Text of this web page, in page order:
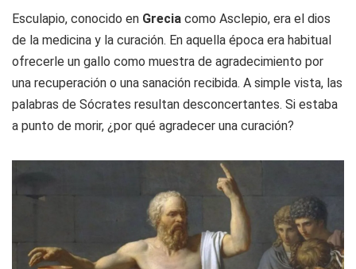
Esculapio, conocido en Grecia como Asclepio, era el dios
de la medicina y la curación. En aquella época era habitual
ofrecerle un gallo como muestra de agradecimiento por
una recuperación o una sanación recibida. A simple vista, las
palabras de Sócrates resultan desconcertantes. Si estaba
a punto de morir, ¿por qué agradecer una curación?